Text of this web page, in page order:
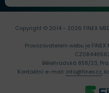
Copyright © 2014 - 2026 FINEX
Provozovatelem webu je FINEX
Bělehradská 858/23,
Kontaktní e-mail: info@finex.cz,